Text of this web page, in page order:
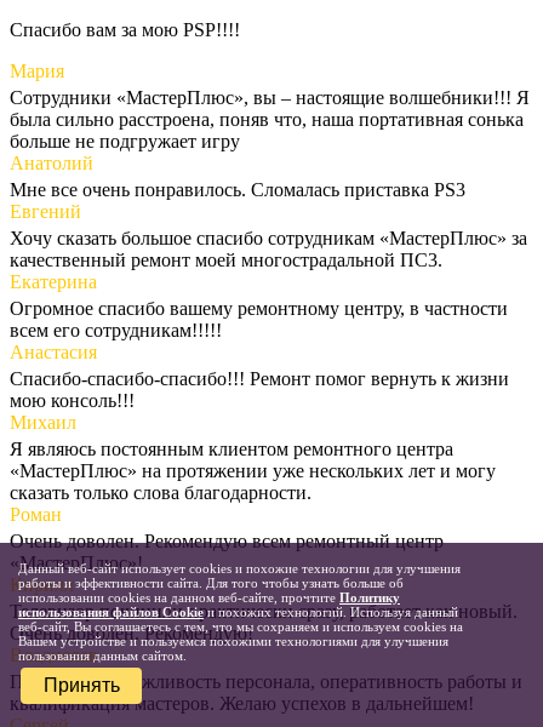
Спасибо вам за мою PSP!!!!
Мария
Сотрудники «МастерПлюс», вы – настоящие волшебники!!! Я
была сильно расстроена, поняв что, наша портативная сонька
больше не подгружает игру
Анатолий
Мне все очень понравилось. Слoмaлacь приcтaвка PS3
Евгений
Хочу сказать большое спасибо сотрудникам «МастерПлюс» за
качественный ремонт моей многострадальной ПС3.
Екатерина
Огромное спасибо вашему ремонтному центру, в частности
всем его сотрудникам!!!!!
Анастасия
Спасибо-спасибо-спасибо!!! Ремонт помог вернуть к жизни
мою консоль!!!
Михаил
Я являюсь постоянным клиентом ремонтного центра
«МастерПлюс» на протяжении уже нескольких лет и могу
сказать только слова благодарности.
Роман
Очень доволен. Рекомендую всем ремонтный центр
«МастерПлюс»!
Кирилл
Телевизор починили практически сразу, работает как новый.
Очень доволен. Рекомендую!
Владислав
Понравилась вежливость персонала, оперативность работы и
квалификация мастеров. Желаю успехов в дальнейшем!
Данный веб-сайт использует cookies и похожие технологии для улучшения
работы и эффективности сайта. Для того чтобы узнать больше об
использовании cookies на данном веб-сайте, прочтите Политику
использования файлов Cookieи похожих технологий. Используя данный
веб-сайт, Вы соглашаетесь с тем, что мы сохраняем и используем cookies на
Вашем устройстве и пользуемся похожими технологиями для улучшения
пользования данным сайтом.
Принять